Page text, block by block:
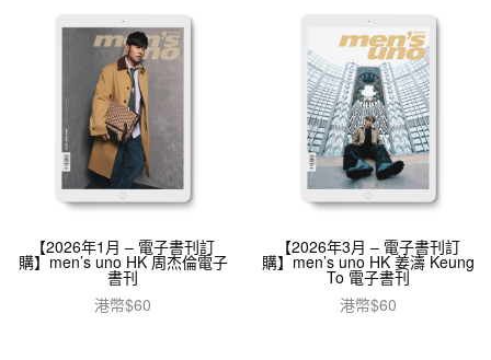
【2026年1月 – 電子書刊訂
購】men’s uno HK 周杰倫電子
書刊
港幣$60
【2026年3月 – 電子書刊訂
購】men’s uno HK 姜濤 Keung
To 電子書刊
港幣$60